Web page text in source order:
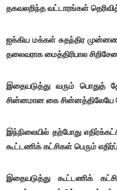
தகவலறிந்த வட்டாரங்கள்
ஐக்கிய மக்கள் சுதந்திர
தலைவராக மைத்திரிபால
இதையடுத்து வரும் பொதுத்
சின்னமான கை சின்னத்திலேயே
இந்நிலையில் தற்போது
கூட்டணிக் கட்சிகள் பெரும்
இதையடுத்து கூட்டணிக்